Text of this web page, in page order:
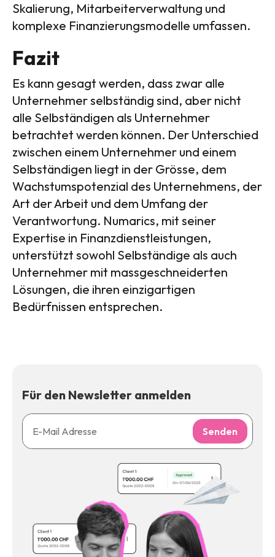
Skalierung, Mitarbeiterverwaltung und
komplexe Finanzierungsmodelle umfassen.
Fazit
Es kann gesagt werden, dass zwar alle
Unternehmer selbständig sind, aber nicht
alle Selbständigen als Unternehmer
betrachtet werden können. Der Unterschied
zwischen einem Unternehmer und einem
Selbständigen liegt in der Grösse, dem
Wachstumspotenzial des Unternehmens, der
Art der Arbeit und dem Umfang der
Verantwortung. Numarics, mit seiner
Expertise in Finanzdienstleistungen,
unterstützt sowohl Selbständige als auch
Unternehmer mit massgeschneiderten
Lösungen, die ihren einzigartigen
Bedürfnissen entsprechen.
Für den Newsletter anmelden
Senden